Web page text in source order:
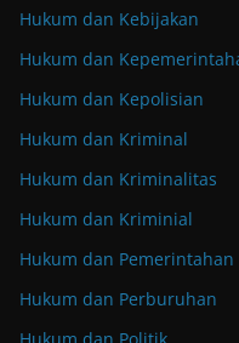
Hukum dan Kebijakan
Hukum dan
Hukum dan Kepolisian
Hukum dan Kriminal
Hukum dan Kriminalitas
Hukum dan Kriminial
Hukum dan Pemerintahan
Hukum dan Perburuhan